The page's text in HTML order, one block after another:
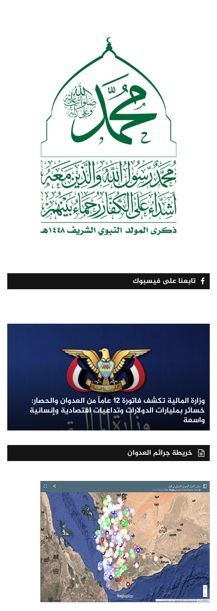
تابعنا على فيسبوك
وزارة المالية تكشف فاتورة 12 عاماً من العدوان والحصار:
خسائر بمليارات الدولارات وتداعيات اقتصادية وإنسانية
واسعة
خريطة جرائم العدوان